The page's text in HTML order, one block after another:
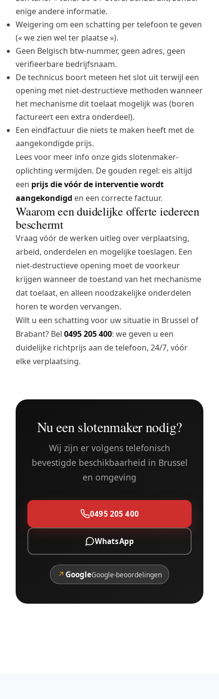
enige andere informatie.
Weigering om een schatting per telefoon te geven
(« we zien wel ter plaatse »).
Geen Belgisch btw-nummer, geen adres, geen
verifieerbare bedrijfsnaam.
De technicus boort meteen het slot uit terwijl een
opening met niet-destructieve methoden wanneer
het mechanisme dit toelaat mogelijk was (boren
factureert een extra onderdeel).
Een eindfactuur die niets te maken heeft met de
aangekondigde prijs.
Lees voor meer info onze gids slotenmaker-
oplichting vermijden. De gouden regel: eis altijd
een prijs die vóór de interventie wordt
aangekondigd en een correcte factuur.
Waarom een duidelijke offerte iedereen
beschermt
Vraag vóór de werken uitleg over verplaatsing,
arbeid, onderdelen en mogelijke toeslagen. Een
niet-destructieve opening moet de voorkeur
krijgen wanneer de toestand van het mechanisme
dat toelaat, en alleen noodzakelijke onderdelen
horen te worden vervangen.
Wilt u een schatting voor uw situatie in Brussel of
Brabant? Bel 0495 205 400: we geven u een
duidelijke richtprijs aan de telefoon, 24/7, vóór
elke verplaatsing.
Nu een slotenmaker nodig?
Wij zijn er volgens telefonisch
bevestigde beschikbaarheid in Brussel
en omgeving
0495 205 400
WhatsApp
↗ GoogleGoogle-beoordelingen